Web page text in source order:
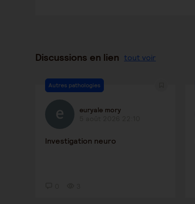
Discussions en lien tout voir
Autres pathologies
euryale mory
Investigation neuro